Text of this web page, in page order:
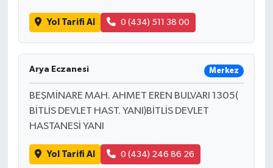
Yol Tarifi Al 0 (434) 511 38 00
Arya Eczanesi Merkez
BEŞMİNARE MAH. AHMET EREN BULVARI 1305(
BİTLİS DEVLET HAST. YANI)BİTLİS DEVLET
HASTANESİ YANI
Yol Tarifi Al 0 (434) 246 86 26